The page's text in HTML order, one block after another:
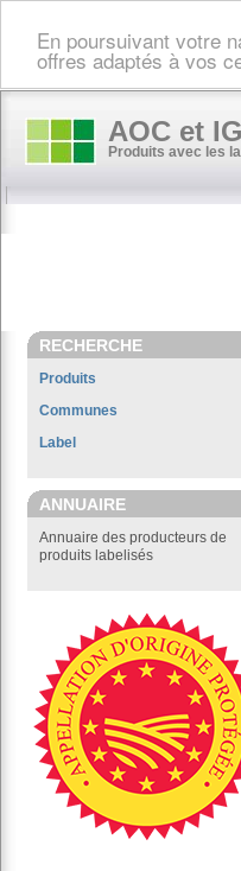
En poursuivant votre
offres adaptés à vos
AOC et
Produits avec les
RECHERCHE
Produits
Communes
Label
ANNUAIRE
Annuaire des producteurs de
produits labelisés